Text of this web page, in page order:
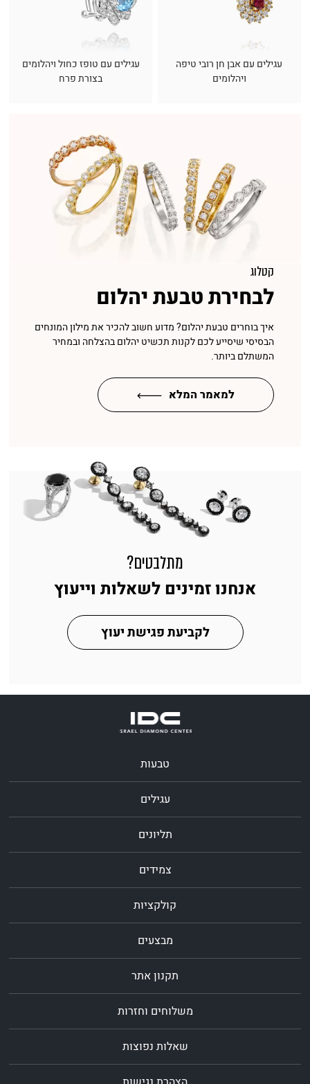
עגילים עם אבן חן רובי טיפה
ויהלומים
עגילים עם טופז כחול ויהלומים
בצורת פרח
קטלוג
לבחירת טבעת יהלום
איך בוחרים טבעת יהלום? מדוע חשוב להכיר את מילון המונחים
הבסיסי שיסייע לכם לקנות תכשיט יהלום בהצלחה ובמחיר
המשתלם ביותר.
למאמר המלא
מתלבטים?
אנחנו זמינים לשאלות וייעוץ
לקביעת פגישת יעוץ
טבעות
עגילים
תליונים
צמידים
קולקציות
מבצעים
תקנון אתר
משלוחים וחזרות
שאלות נפוצות